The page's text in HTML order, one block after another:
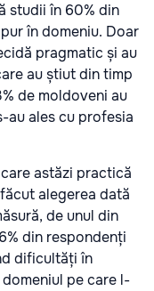
studii în 60% din
în domeniu. Doar
pragmatic și au
au știut din timp
de moldoveni au
au ales cu profesia
astăzi practică
alegerea dată
de unul din
din respondenți
dificultăți în
pe care l-